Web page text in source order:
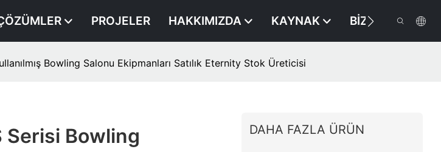
PROJELER HAKKIMIZDA KAYNAK BIZE ULAŞIN
Bowling Salonu Ekipmanları Satılık Eternity Stok Üreticisi
Serisi Bowling
DAHA FAZLA ÜRÜN